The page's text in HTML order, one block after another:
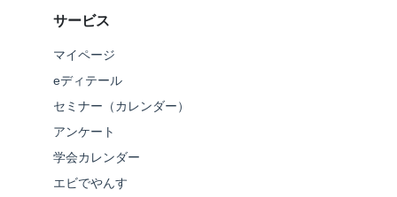
サービス
マイページ
eディテール
セミナー（カレンダー）
アンケート
学会カレンダー
エビでやんす